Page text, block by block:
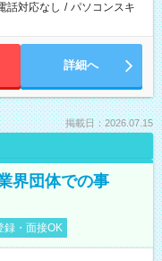
話対応なし / パソコンスキ
詳細へ
掲載日：2026.07.15
界団体での事
録・面接OK